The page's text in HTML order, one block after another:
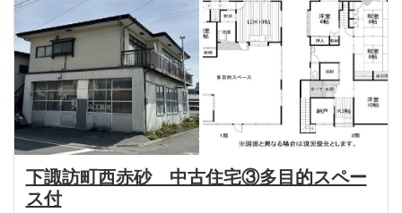
下諏訪町西赤砂 中古住宅③多目的スペー
ス付